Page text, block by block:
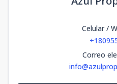
Celular /
Correo